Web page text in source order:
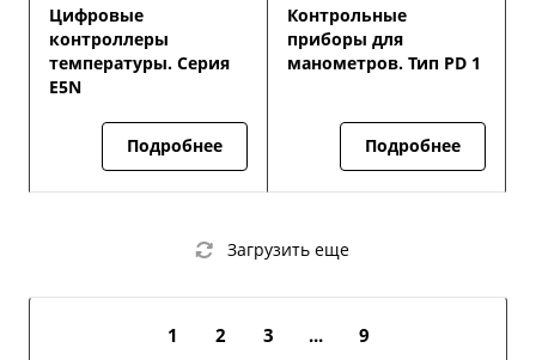
Цифровые
контроллеры
температуры. Серия
E5N
Подробнее
Контрольные
приборы для
манометров. Тип PD 1
Подробнее
Загрузить еще
1 2 3 ... 9